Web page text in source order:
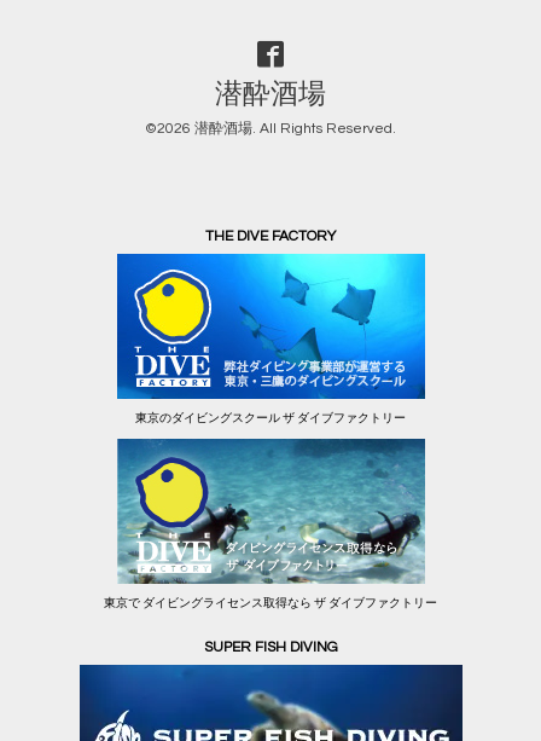
潜酔酒場
©2026 潜酔酒場. All Rights Reserved.
THE DIVE FACTORY
東京のダイビングスクール ザ ダイブファクトリー
東京で ダイビングライセンス取得なら ザ ダイブファクトリー
SUPER FISH DIVING